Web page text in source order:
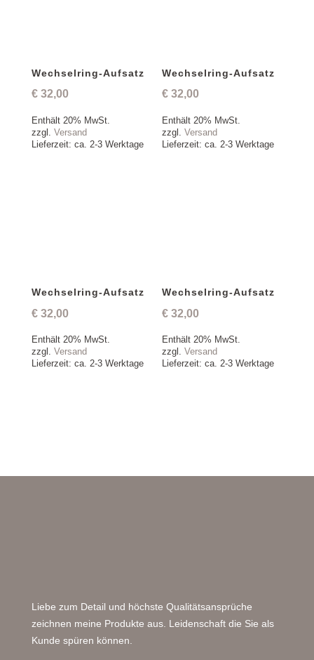
Wechselring-Aufsatz
€32,00
Enthält 20% MwSt.
zzgl. Versand
Lieferzeit: ca. 2-3 Werktage
Wechselring-Aufsatz
€ 32,00
Enthält 20% MwSt.
zzgl.Versand
Lieferzeit: ca. 2-3 Werktage
Wechselring-Aufsatz
€32,00
Enthält 20% MwSt.
zzgl. Versand
Lieferzeit: ca. 2-3 Werktage
Wechselring-Aufsatz
€ 32,00
Enthält 20% MwSt.
zzgl.Versand
Lieferzeit: ca. 2-3 Werktage
Liebe zum Detail und höchste Qualitätsansprüche
zeichnen meine Produkte aus. Leidenschaft die Sie als
Kunde spüren können.